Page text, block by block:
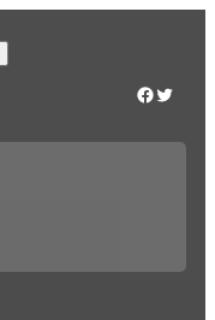
Facebook Twitter